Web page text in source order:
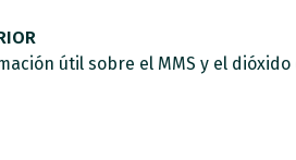
útil sobre el MMS y el dióxido